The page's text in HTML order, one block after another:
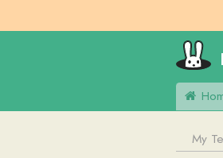
Home